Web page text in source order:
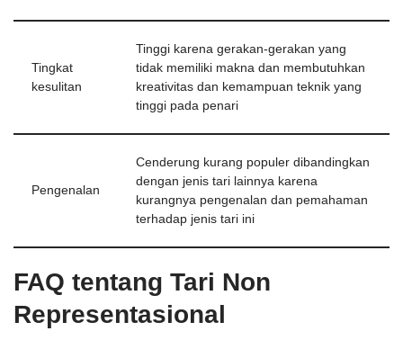
Tingkat
kesulitan
Tinggi karena gerakan-gerakan yang
tidak memiliki makna dan membutuhkan
kreativitas dan kemampuan teknik yang
tinggi pada penari
Pengenalan
Cenderung kurang populer dibandingkan
dengan jenis tari lainnya karena
kurangnya pengenalan dan pemahaman
terhadap jenis tari ini
FAQ tentang Tari Non
Representasional